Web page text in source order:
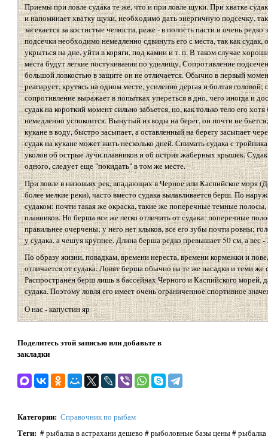
Приемы при ловле судака те же, что и при ловле щуки. При хватке
и напоминает хватку щуки, необходимо дать энергичную подсечку,
засекается за костистые челюсти, реже - в полость пасти и очень редко
подсечки необходимо немедленно сдвинуть его с места, так как
укрыться на дне, уйти в коряги, под камни и т. п. В таком случае
места будут легкие постукивания по удилищу, Сопротивление
большой ловкостью в защите он не отличается. Обычно в первый
реагирует, крутясь на одном месте, усиленно дергая и болтая
сопротивление выражает в попытках упереться в дно, чего иногда и
судак на короткий момент сильно забьется, но, как только тело его
немедленно успокоится. Вынутый из воды на берег, он почти не
кукане в воду, быстро засыпает, а оставленный на берегу засыпает
судак на кукане может жить несколько дней. Снимать судака с
уколов об острые лучи плавников и об острия жаберных крышек.
одного, следует еще "покидать" в том же месте.
При ловле в низовьях рек, впадающих в Черное или Каспийское моря
более мелкие реки), часто вместо судака вылавливается берш. По
судаком: почти такая же окраска, такие же поперечные темные
плавников. Но берша все же легко отличить от судака: поперечные
правильнее очерчены; у него нет клыков, все его зубы почти ровны;
у судака, а чешуя крупнее. Длина берша редко превышает 50 см, а вес -
По образу жизни, повадкам, времени нереста, времени кормежки и
отличается от судака. Ловят берша обычно на те же насадки и теми же
Распространен берш лишь в бассейнах Черного и Каспийского морей,
судака. Поэтому ловля его имеет очень ограниченное спортивное
О нас - капустин яр
Поделитесь этой записью или добавьте в
закладки
Категории: Справочник по рыбам
Теги: # рыбалка в астрахани дешево # рыболовные базы цены # рыбалка